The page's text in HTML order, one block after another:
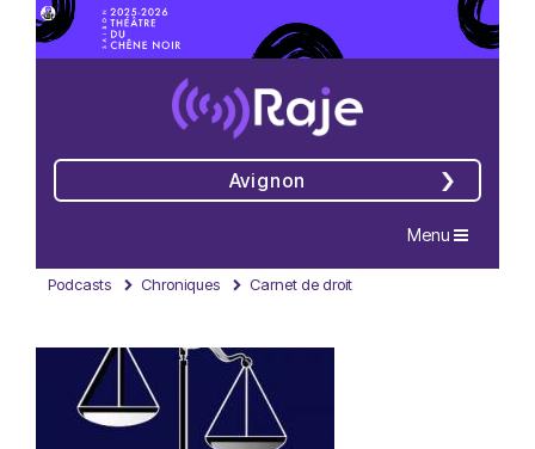
Avignon
Navigation
Menu
Podcasts Chroniques Carnet de droit